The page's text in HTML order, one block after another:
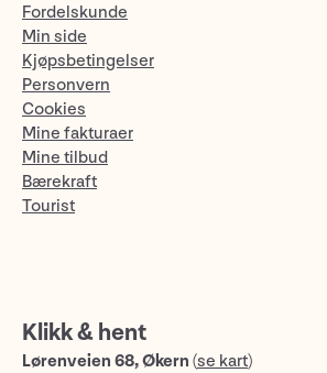
Fordelskunde
Min side
Kjøpsbetingelser
Personvern
Cookies
Mine fakturaer
Mine tilbud
Bærekraft
Tourist
Klikk & hent
Lørenveien 68, Økern (se kart)